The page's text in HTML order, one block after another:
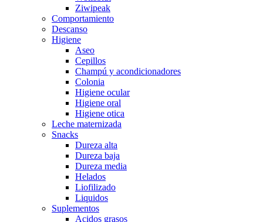
Ziwipeak
Comportamiento
Descanso
Higiene
Aseo
Cepillos
Champú y acondicionadores
Colonia
Higiene ocular
Higiene oral
Higiene otica
Leche maternizada
Snacks
Dureza alta
Dureza baja
Dureza media
Helados
Liofilizado
Liquidos
Suplementos
Acidos grasos